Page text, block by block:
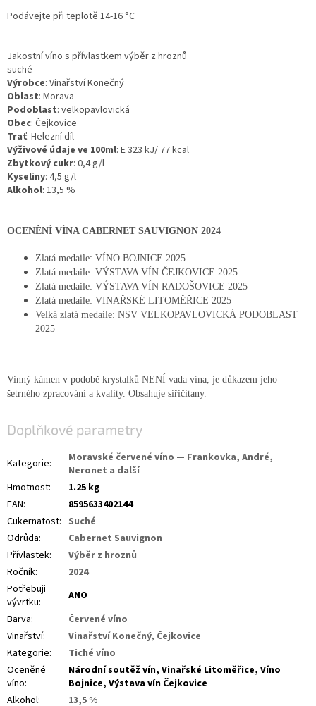
Podávejte při teplotě 14-16 °C
Jakostní víno s přívlastkem výběr z hroznů
suché
Výrobce: Vinařství Konečný
Oblast: Morava
Podoblast: velkopavlovická
Obec: Čejkovice
Trať: Helezní díl
Výživové údaje ve 100ml: E 323 kJ/ 77 kcal
Zbytkový cukr: 0,4 g/l
Kyseliny: 4,5 g/l
Alkohol: 13,5 %
OCENĚNÍ VÍNA CABERNET SAUVIGNON 2024
Zlatá medaile: VÍNO BOJNICE 2025
Zlatá medaile: VÝSTAVA VÍN ČEJKOVICE 2025
Zlatá medaile: VÝSTAVA VÍN RADOŠOVICE 2025
Zlatá medaile: VINAŘSKÉ LITOMĚŘICE 2025
Velká zlatá medaile: NSV VELKOPAVLOVICKÁ PODOBLAST
2025
Vinný kámen v podobě krystalků NENÍ vada vína, je důkazem jeho
šetrného zpracování a kvality. Obsahuje siřičitany.
Doplňkové parametry
Kategorie:
Moravské červené víno — Frankovka, André,
Neronet a další
Hmotnost:
1.25 kg
EAN:
8595633402144
Cukernatost: Suché
Odrůda:
Cabernet Sauvignon
Přívlastek:
Výběr z hroznů
Ročník:
2024
Potřebuji
vývrtku:
ANO
Barva:
Červené víno
Vinařství:
Vinařství Konečný, Čejkovice
Kategorie:
Tiché víno
Oceněné
víno:
Národní soutěž vín, Vinařské Litoměřice, Víno
Bojnice, Výstava vín Čejkovice
Alkohol: 13,5 %